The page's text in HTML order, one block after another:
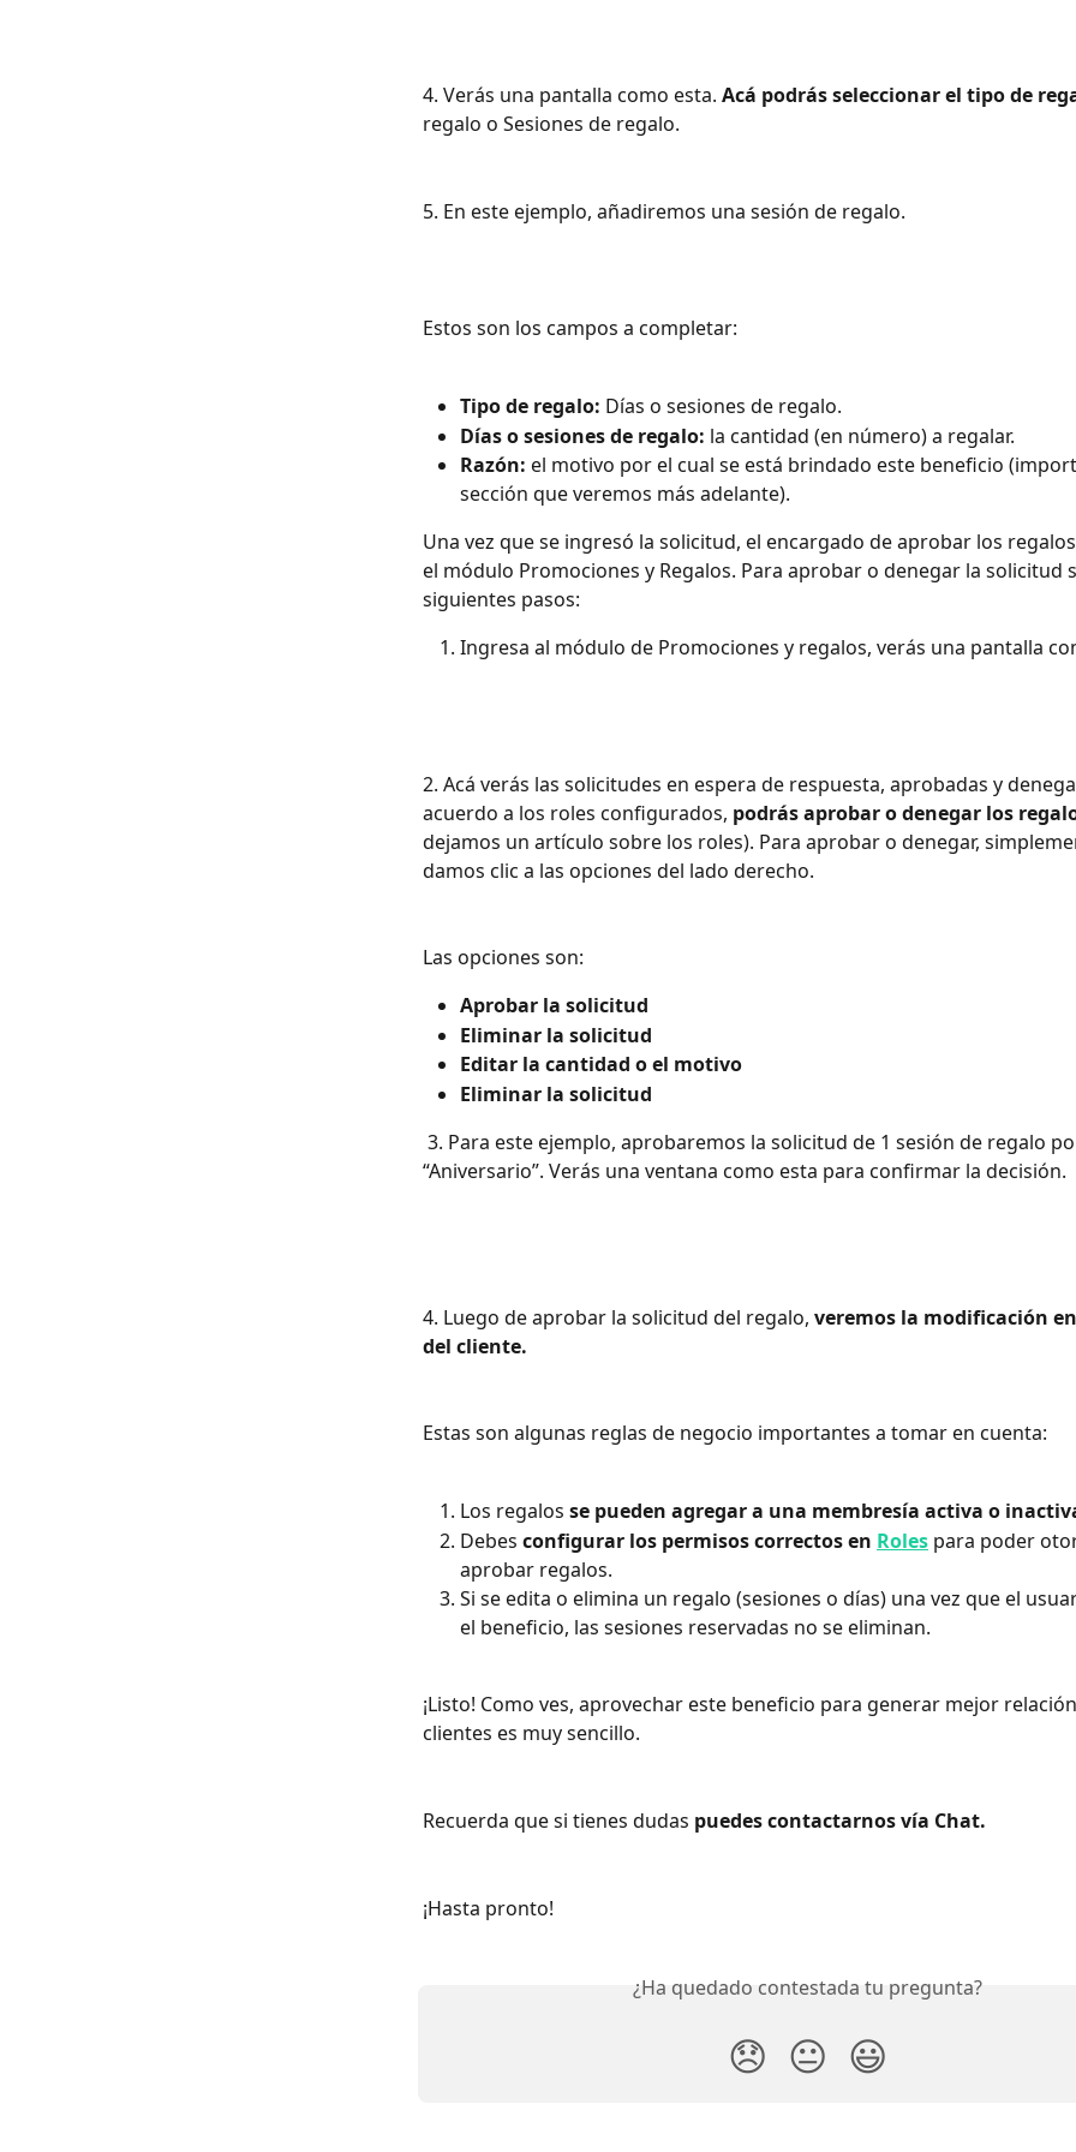
4. Verás una pantalla como esta. Acá podrás seleccionar el tipo de
regalo o Sesiones de regalo.
5. En este ejemplo, añadiremos una sesión de regalo.
Estos son los campos a completar:
Tipo de regalo: Días o sesiones de regalo.
Días o sesiones de regalo: la cantidad (en número) a regalar.
Razón: el motivo por el cual se está brindado este beneficio
sección que veremos más adelante).
Una vez que se ingresó la solicitud, el encargado de aprobar los
el módulo Promociones y Regalos. Para aprobar o denegar la solicitud
siguientes pasos:
Ingresa al módulo de Promociones y regalos, verás una pantalla
2. Acá verás las solicitudes en espera de respuesta, aprobadas y
acuerdo a los roles configurados, podrás aprobar o denegar los
dejamos un artículo sobre los roles). Para aprobar o denegar,
damos clic a las opciones del lado derecho.
Las opciones son:
Aprobar la solicitud
Eliminar la solicitud
Editar la cantidad o el motivo
Eliminar la solicitud
“Aniversario”. Verás una ventana como esta para confirmar la decisión.
4. Luego de aprobar la solicitud del regalo, veremos la modificación
del cliente.
Estas son algunas reglas de negocio importantes a tomar en cuenta:
Los regalos se pueden agregar a una membresía activa o
Debes configurar los permisos correctos en Roles para poder
aprobar regalos.
Si se edita o elimina un regalo (sesiones o días) una vez que el
el beneficio, las sesiones reservadas no se eliminan.
¡Listo! Como ves, aprovechar este beneficio para generar mejor
clientes es muy sencillo.
Recuerda que si tienes dudas puedes contactarnos vía Chat.
¡Hasta pronto!
¿Ha quedado contestada tu pregunta?
😞 😐 😃